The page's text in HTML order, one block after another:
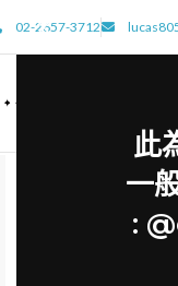
此
一
:
02-2657-3712